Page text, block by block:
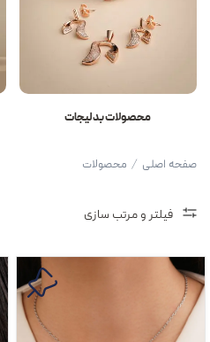
محصولات بدلیجات
صفحه اصلی / محصولات
فیلتر و مرتب سازی